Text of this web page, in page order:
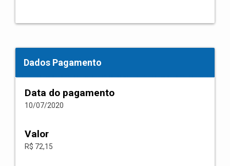
Dados Pagamento
Data do pagamento
10/07/2020
Valor
R$ 72,15